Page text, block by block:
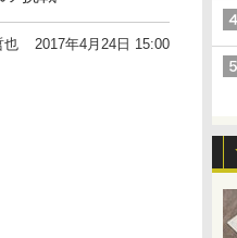
也 2017年4月24日 15:00